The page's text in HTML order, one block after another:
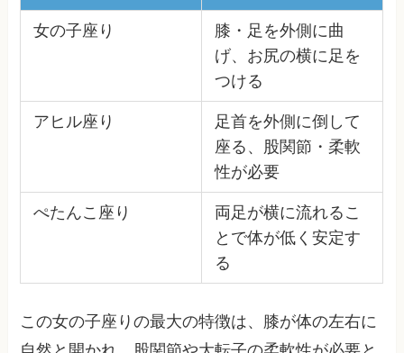
女の子座り
膝・足を外側に曲
げ、お尻の横に足を
つける
アヒル座り
足首を外側に倒して
座る、股関節・柔軟
性が必要
ぺたんこ座り
両足が横に流れるこ
とで体が低く安定す
る
この女の子座りの最大の特徴は、膝が体の左右に